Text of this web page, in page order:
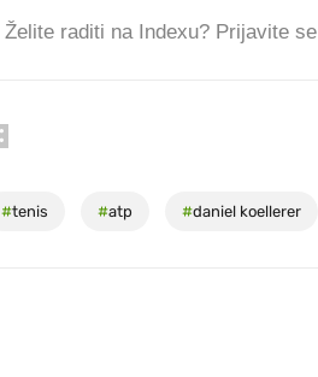
Želite raditi na Indexu? Prijavite se
#tenis #atp #daniel koellerer